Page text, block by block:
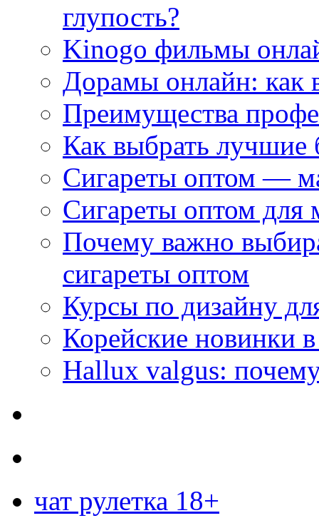
глупость?
Kinogo фильмы
Дорамы онлайн: как
Преимущества
Как выбрать
Сигареты оптом —
Сигареты оптом для
Почему важно
сигареты оптом
Курсы по дизайну
Корейские новинки
Hallux valgus: почему
чат рулетка 18+